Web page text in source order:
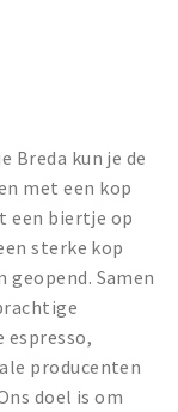
Breda kun je de
met een kop
een biertje op
sterke kop
Samen
espresso,
producenten
doel is om